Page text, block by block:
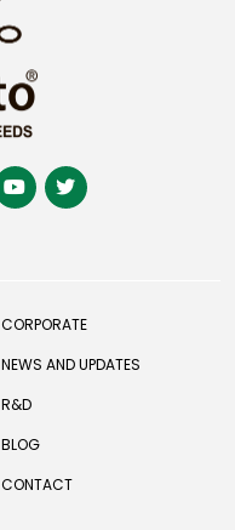
CORPORATE
NEWS AND UPDATES
R&D
BLOG
CONTACT